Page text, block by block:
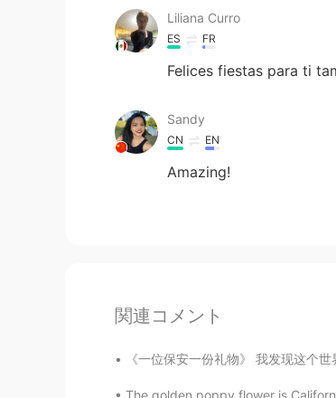
Liliana Curro
ES FR
Felices fiestas para ti
Sandy
CN EN
Amazing!
関連コメント
《一位保安一份礼物》 我发现这个世界上心好的人还是有的。我
The golden poppy flower is